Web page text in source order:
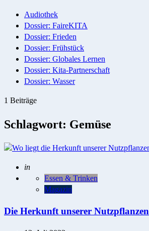
Audiothek
Dossier: FaireKITA
Dossier: Frieden
Dossier: Frühstück
Dossier: Globales Lernen
Dossier: Kita-Partnerschaft
Dossier: Wasser
1 Beiträge
Schlagwort: Gemüse
Geschrieben
in
Essen & Trinken
Magazin
Die Herkunft unserer Nutzpflanzen